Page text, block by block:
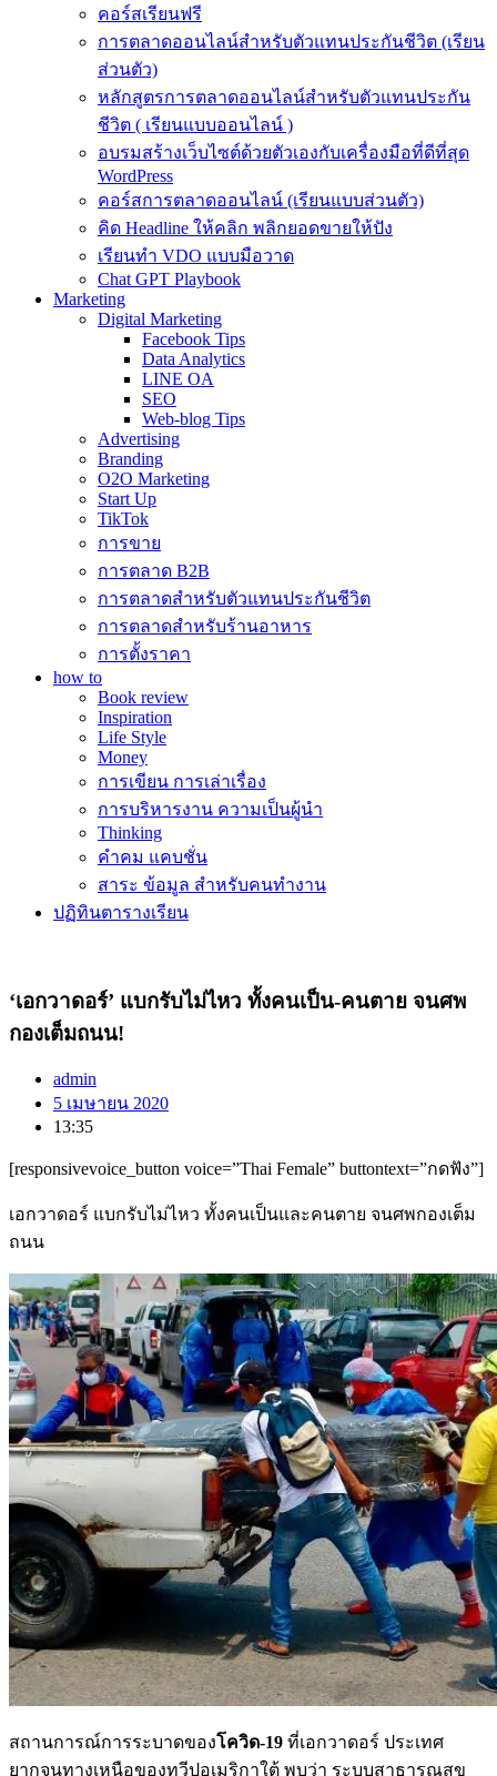
คอร์สเรียนฟรี
การตลาดออนไลน์สำหรับตัวแทนประกันชีวิต (เรียน
ส่วนตัว)
หลักสูตรการตลาดออนไลน์สำหรับตัวแทนประกัน
ชีวิต ( เรียนแบบออนไลน์ )
อบรมสร้างเว็บไซต์ด้วยตัวเองกับเครื่องมือที่ดีที่สุด
WordPress
คอร์สการตลาดออนไลน์ (เรียนแบบส่วนตัว)
คิด Headline ให้คลิก พลิกยอดขายให้ปัง
เรียนทำ VDO แบบมือวาด
Chat GPT Playbook
Marketing
Digital Marketing
Facebook Tips
Data Analytics
LINE OA
SEO
Web-blog Tips
Advertising
Branding
O2O Marketing
Start Up
TikTok
การขาย
การตลาด B2B
การตลาดสำหรับตัวแทนประกันชีวิต
การตลาดสำหรับร้านอาหาร
การตั้งราคา
how to
Book review
Inspiration
Life Style
Money
การเขียน การเล่าเรื่อง
การบริหารงาน ความเป็นผู้นำ
Thinking
คำคม แคบชั่น
สาระ ข้อมูล สำหรับคนทำงาน
ปฏิทินตารางเรียน
‘เอกวาดอร์’ แบกรับไม่ไหว ทั้งคนเป็น-คนตาย จนศพ
กองเต็มถนน!
admin
5 เมษายน 2020
13:35
[responsivevoice_button voice=”Thai Female” buttontext=”กดฟัง”]
เอกวาดอร์ แบกรับไม่ไหว ทั้งคนเป็นและคนตาย จนศพกองเต็ม
ถนน
สถานการณ์การระบาดของโควิด-19 ที่เอกวาดอร์ ประเทศ
ยากจนทางเหนือของทวีปอเมริกาใต้ พบว่า ระบบสาธารณสุข